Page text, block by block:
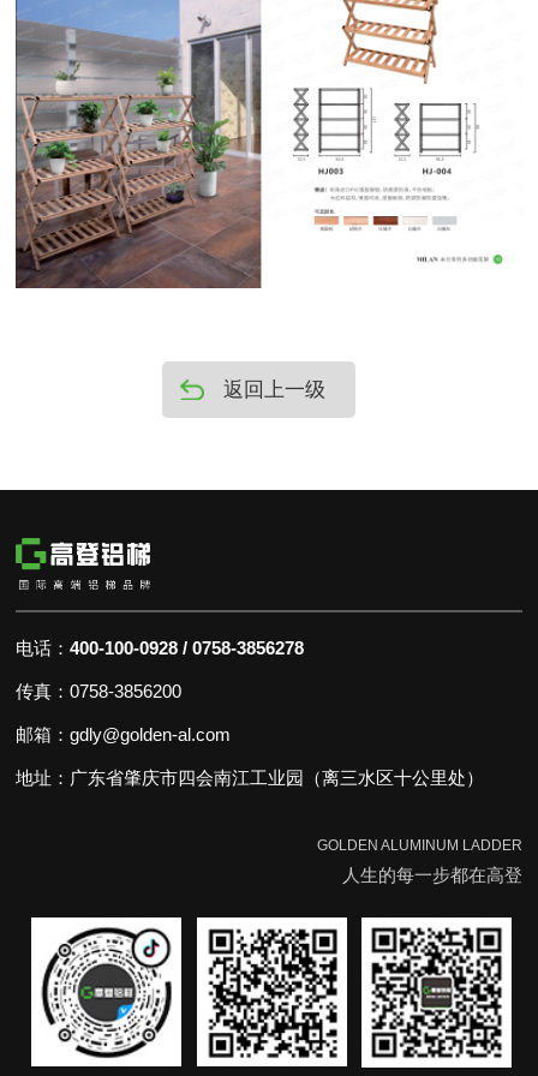
返回上一级
电话：400-100-0928 / 0758-3856278
传真：0758-3856200
邮箱：gdly@golden-al.com
地址：广东省肇庆市四会南江工业园（离三水区十公里处）
GOLDEN ALUMINUM LADDER
人生的每一步都在高登